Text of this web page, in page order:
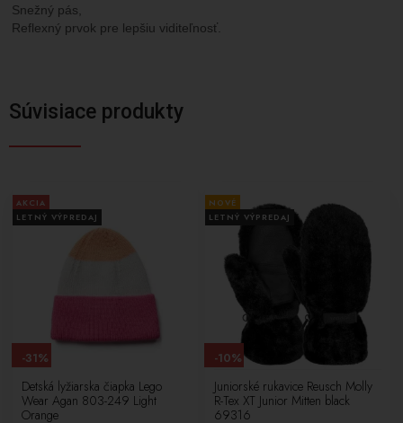
Snežný pás,
Reflexný prvok pre lepšiu viditeľnosť.
Súvisiace produkty
AKCIA
LETNÝ VÝPREDAJ
Detská lyžiarska čiapka Lego
Wear Agan 803-249 Light
Orange
-31%
NOVÉ
LETNÝ VÝPREDAJ
Juniorské rukavice Reusch Molly
R-Tex XT Junior Mitten black
69316
-10%